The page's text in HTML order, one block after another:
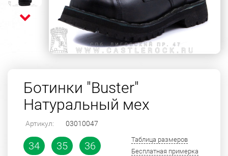
Ботинки "Buster"
Натуральный мех
Артикул: 03010047
34 35
36
Таблица размеров
Бесплатная примерка